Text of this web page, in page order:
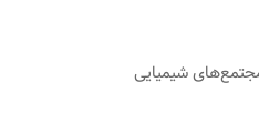
شیمیایی